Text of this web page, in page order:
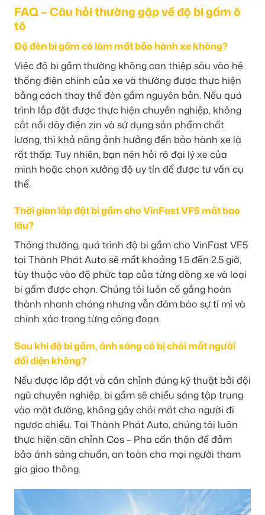
FAQ – Câu hỏi thường gặp về độ bi gầm ô
tô
Độ đèn bi gầm có làm mất bảo hành xe không?
Việc độ bi gầm thường không can thiệp sâu vào hệ
thống điện chính của xe và thường được thực hiện
bằng cách thay thế đèn gầm nguyên bản. Nếu quá
trình lắp đặt được thực hiện chuyên nghiệp, không
cắt nối dây điện zin và sử dụng sản phẩm chất
lượng, thì khả năng ảnh hưởng đến bảo hành xe là
rất thấp. Tuy nhiên, bạn nên hỏi rõ đại lý xe của
mình hoặc chọn xưởng độ uy tín để được tư vấn cụ
thể.
Thời gian lắp đặt bi gầm cho VinFast VF5 mất bao
lâu?
Thông thường, quá trình độ bi gầm cho VinFast VF5
tại Thành Phát Auto sẽ mất khoảng 1.5 đến 2.5 giờ,
tùy thuộc vào độ phức tạp của từng dòng xe và loại
bi gầm được chọn. Chúng tôi luôn cố gắng hoàn
thành nhanh chóng nhưng vẫn đảm bảo sự tỉ mỉ và
chính xác trong từng công đoạn.
Sau khi độ bi gầm, ánh sáng có bị chói mắt người
đối diện không?
Nếu được lắp đặt và căn chỉnh đúng kỹ thuật bởi đội
ngũ chuyên nghiệp, bi gầm sẽ chiếu sáng tập trung
vào mặt đường, không gây chói mắt cho người đi
ngược chiều. Tại Thành Phát Auto, chúng tôi luôn
thực hiện căn chỉnh Cos – Pha cẩn thận để đảm
bảo ánh sáng chuẩn, an toàn cho mọi người tham
gia giao thông.